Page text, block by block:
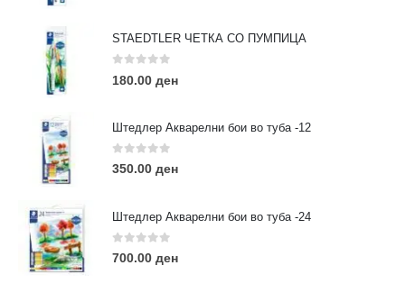
STAEDTLER ЧЕТКА СО ПУМПИЦА
0 out of 5
180.00 ден
Штедлер Акварелни бои во туба -12
0out of 5
350.00 ден
Штедлер Акварелни бои во туба -24
0out of 5
700.00 ден